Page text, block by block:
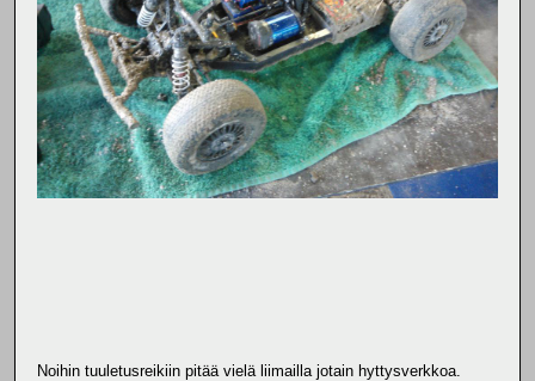
Noihin tuuletusreikiin pitää vielä liimailla jotain hyttysverkkoa.